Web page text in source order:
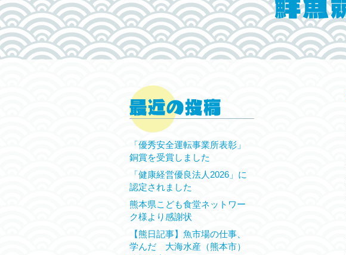
「優秀安全運転事業所表彰」
銅賞を受賞しました
「健康経営優良法人2026」に
認定されました
熊本県こども食堂ネットワー
ク様より感謝状
【熊日記事】魚市場の仕事、
学んだ 大海水産（熊本市）